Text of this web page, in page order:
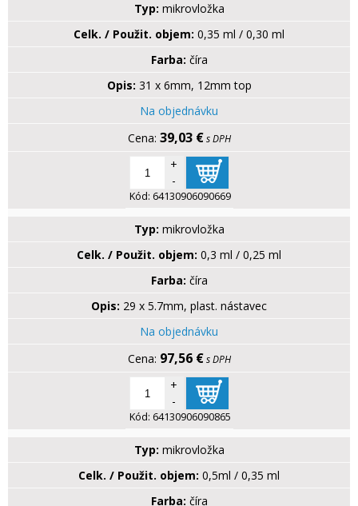
Typ: mikrovložka
Celk. / Použit. objem: 0,35 ml / 0,30 ml
Farba: číra
Opis: 31 x 6mm, 12mm top
Na objednávku
39,03 € s DPH
+
-
Kód: 64130906090669
Typ: mikrovložka
Celk. / Použit. objem: 0,3 ml / 0,25 ml
Farba: číra
Opis: 29 x 5.7mm, plast. nástavec
Na objednávku
97,56 € s DPH
+
-
Kód: 64130906090865
Typ: mikrovložka
Celk. / Použit. objem: 0,5ml / 0,35 ml
Farba: číra